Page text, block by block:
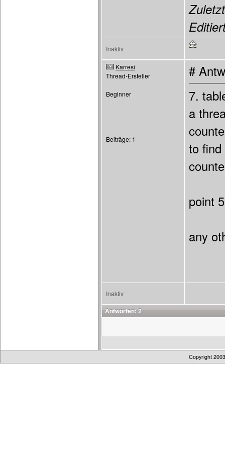
Inaktiv
Karresi
Thread-Ersteller
Beginner
Beiträge: 1
#
7.
a
to
point
any
Inaktiv
Antworten: 2
Copyright